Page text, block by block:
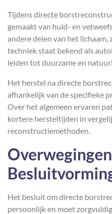
Tijdens directe
gemaakt van huid- en
andere delen van het lichaam,
techniek staat bekend als
leiden tot duurzame en
Het herstel na directe
afhankelijk van de specifieke
Over het algemeen ervaren
kortere hersteltijden in
reconstructiemethoden.
Het besluit om directe
persoonlijk en moet